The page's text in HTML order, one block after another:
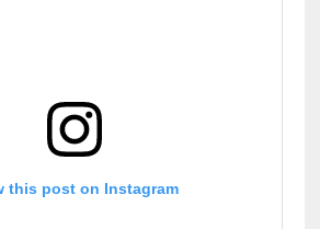
this post on Instagram